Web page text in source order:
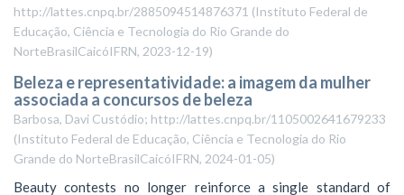
http://lattes.cnpq.br/2885094514876371 (Instituto Federal de
Educação, Ciência e Tecnologia do Rio Grande do
NorteBrasilCaicóIFRN, 2023-12-19)
Beleza e representatividade: a imagem da mulher
associada a concursos de beleza
Barbosa, Davi Custódio; http://lattes.cnpq.br/1105002641679233
(Instituto Federal de Educação, Ciência e Tecnologia do Rio
Grande do NorteBrasilCaicóIFRN, 2024-01-05)
Beauty contests no longer reinforce a single standard of